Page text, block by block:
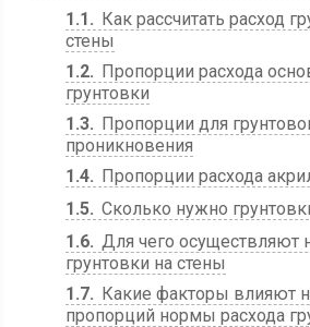
1.1
Как рассчитать расход
стены
1.2
Пропорции расхода
грунтовки
1.3
Пропорции для
проникновения
1.4
Пропорции расхода
1.5 Сколько нужно
1.6 Для чего осуществляют
грунтовки на стены
1.7
Какие факторы влияют
пропорций нормы расхода